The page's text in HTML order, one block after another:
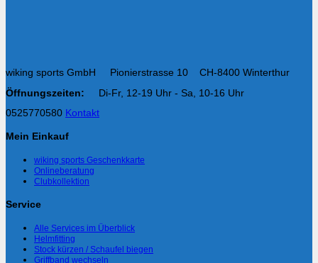
wiking sports GmbH Pionierstrasse 10 CH-8400 Winterthur
Öffnungszeiten: Di-Fr, 12-19 Uhr - Sa, 10-16 Uhr
0525770580 Kontakt
Mein Einkauf
wiking sports Geschenkkarte
Onlineberatung
Clubkollektion
Service
Alle Services im Überblick
Helmfitting
Stock kürzen / Schaufel biegen
Griffband wechseln